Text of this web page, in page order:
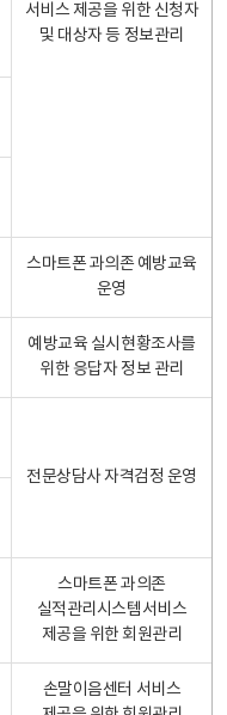
서비스 제공을 위한 신청자
및 대상자 등 정보관리
스마트폰 과의존 예방교육
운영
예방교육 실시현황조사를
위한 응답자 정보 관리
전문상담사 자격검정 운영
스마트폰 과의존
실적관리시스템서비스
제공을 위한 회원관리
손말이음센터 서비스